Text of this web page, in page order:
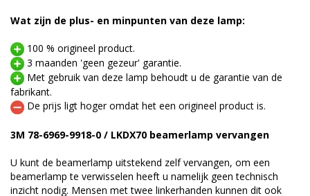
Wat zijn de plus- en minpunten van deze lamp:
100 % origineel product.
3 maanden 'geen gezeur' garantie.
Met gebruik van deze lamp behoudt u de garantie van de
fabrikant.
De prijs ligt hoger omdat het een origineel product is.
3M 78-6969-9918-0 / LKDX70 beamerlamp vervangen
U kunt de beamerlamp uitstekend zelf vervangen, om een
beamerlamp te verwisselen heeft u namelijk geen technisch
inzicht nodig. Mensen met twee linkerhanden kunnen dit ook